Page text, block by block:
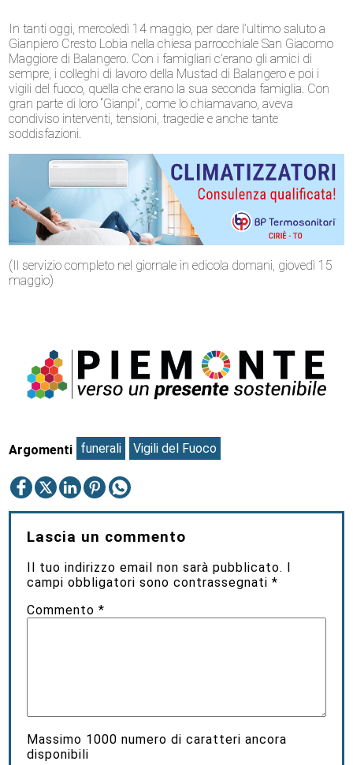
In tanti oggi, mercoledì 14 maggio, per dare l’ultimo saluto a
Gianpiero Cresto Lobia nella chiesa parrocchiale San Giacomo
Maggiore di Balangero. Con i famigliari c’erano gli amici di
sempre, i colleghi di lavoro della Mustad di Balangero e poi i
vigili del fuoco, quella che erano la sua seconda famiglia. Con
gran parte di loro “Gianpi”, come lo chiamavano, aveva
condiviso interventi, tensioni, tragedie e anche tante
soddisfazioni.
(Il servizio completo nel giornale in edicola domani, giovedì 15
maggio)
Argomenti funerali Vigili del Fuoco
Lascia un commento
Il tuo indirizzo email non sarà pubblicato.
campi obbligatori sono contrassegnati*
Commento*
Massimo 1000 numero di caratteri ancora
disponibili